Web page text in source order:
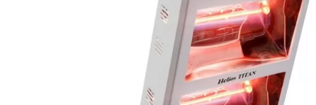
Ventilateur de table
Extracteur d'air mural
Extracteur d'air mural hélicoïde
Extracteur d'air mural centrifuge
Extracteur d'air mural ATEX
Extracteur d'air mural résidentiel